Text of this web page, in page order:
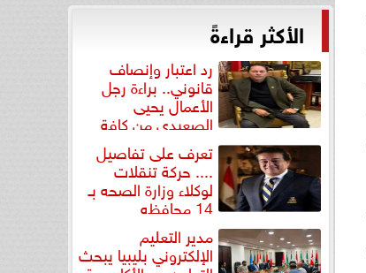
الأكثر قراءةً
رد اعتبار وإنصاف
قانوني.. براءة رجل
الأعمال يحيى
الصعيدي من كافة
التهم... تعرف على تفاصيل
.... حركة تنقلات
لوكلاء وزارة الصحه بـ
14 محافظه
مدير التعليم
الإلكتروني بليبيا يبحث